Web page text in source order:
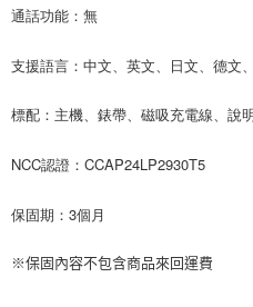
通話功能：無
支援語言：中文、英文、日文、德文
標配：主機、錶帶、磁吸充電線、說
NCC認證：CCAP24LP2930T5
保固期：3個月
※保固內容不包含商品來回運費